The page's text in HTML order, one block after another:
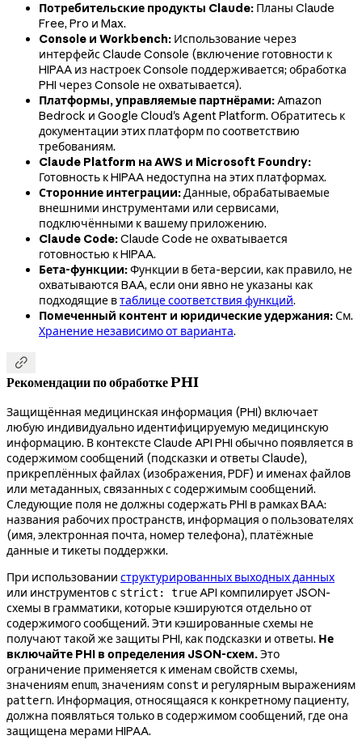
Потребительские продукты Claude: Планы Claude
Free, Pro и Max.
Console и Workbench: Использование через
интерфейс Claude Console (включение готовности к
HIPAA из настроек Console поддерживается; обработка
PHI через Console не охватывается).
Платформы, управляемые партнёрами:Amazon
Bedrock и Google Cloud's Agent Platform. Обратитесь к
документации этих платформ по соответствию
требованиям.
Claude Platform на AWS и Microsoft Foundry:
Готовность к HIPAA недоступна на этих платформах.
Сторонние интеграции:Данные, обрабатываемые
внешними инструментами или сервисами,
подключёнными к вашему приложению.
Claude Code:Claude Code не охватывается
готовностью к HIPAA.
Бета-функции:Функции в бета-версии, как правило, не
охватываются BAA, если они явно не указаны как
подходящие втаблице соответствия функций.
Помеченный контент и юридические удержания:См.
Хранение независимо от варианта.

Рекомендации по обработке PHI
Защищённая медицинская информация (PHI) включает
любую индивидуально идентифицируемую медицинскую
информацию. В контексте Claude API PHI обычно появляется в
содержимом сообщений (подсказки и ответы Claude),
прикреплённых файлах (изображения, PDF) и именах файлов
или метаданных, связанных с содержимым сообщений.
Следующие поля не должны содержать PHI в рамках BAA:
названия рабочих пространств, информация о пользователях
(имя, электронная почта, номер телефона), платёжные
данные и тикеты поддержки.
При использовании структурированных выходных данных
или инструментов с strict: trueAPI компилирует JSON-
схемы в грамматики, которые кэшируются отдельно от
содержимого сообщений. Эти кэшированные схемы не
получают такой же защиты PHI, как подсказки и ответы. Не
включайте PHI в определения JSON-схем.Это
ограничение применяется к именам свойств схемы,
значениям enum, значениям const и регулярным выражениям
pattern. Информация, относящаяся к конкретному пациенту,
должна появляться только в содержимом сообщений, где она
защищена мерами HIPAA.